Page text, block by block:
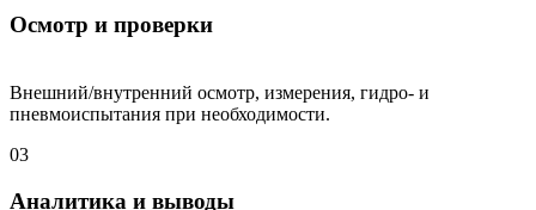
Осмотр и проверки
Внешний/внутренний осмотр, измерения, гидро- и
пневмоиспытания при необходимости.
03
Аналитика и выводы